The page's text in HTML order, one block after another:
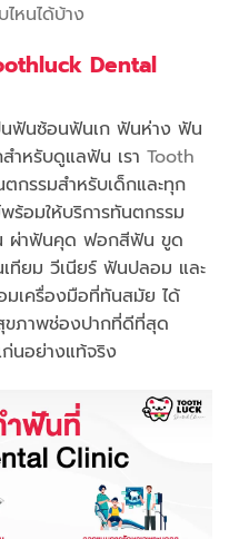
หนได้บ้าง
Dental
นฟันซ้อนฟันเก ฟันห่าง ฟัน
หรับดูแลฟัน เรา Tooth
กรรมสำหรับเด็กและทุก
ร้อมให้บริการทันตกรรม
ผ่าฟันคุด ฟอกสีฟัน ขูด
ยม วีเนียร์ ฟันปลอม และ
มเครื่องมือที่ทันสมัย ได้
ขภาพช่องปากที่ดีที่สุด
นอย่างแท้จริง